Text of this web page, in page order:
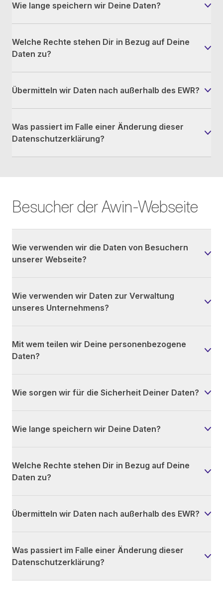
Wie lange speichern wir Deine Daten?
Welche Rechte stehen Dir in Bezug auf Deine
Daten zu?
Übermitteln wir Daten nach außerhalb des EWR?
Was passiert im Falle einer Änderung dieser
Datenschutzerklärung?
Besucher der Awin-Webseite
Wie verwenden wir die Daten von Besuchern
unserer Webseite?
Wie verwenden wir Daten zur Verwaltung
unseres Unternehmens?
Mit wem teilen wir Deine personenbezogene
Daten?
Wie sorgen wir für die Sicherheit Deiner Daten?
Wie lange speichern wir Deine Daten?
Welche Rechte stehen Dir in Bezug auf Deine
Daten zu?
Übermitteln wir Daten nach außerhalb des EWR?
Was passiert im Falle einer Änderung dieser
Datenschutzerklärung?